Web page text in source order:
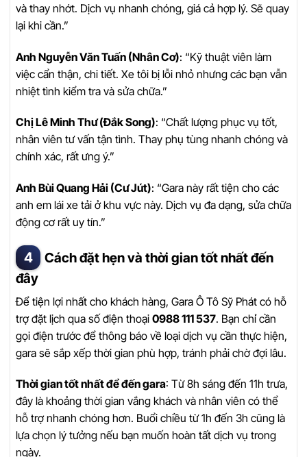
và thay nhớt. Dịch vụ nhanh chóng, giá cả hợp lý. Sẽ quay
lại khi cần.”
Anh Nguyễn Văn Tuấn (Nhân Cơ): “Kỹ thuật viên làm
việc cẩn thận, chi tiết. Xe tôi bị lỗi nhỏ nhưng các bạn vẫn
nhiệt tình kiểm tra và sửa chữa.”
Chị Lê Minh Thư (Đắk Song): “Chất lượng phục vụ tốt,
nhân viên tư vấn tận tình. Thay phụ tùng nhanh chóng và
chính xác, rất ưng ý.”
Anh Bùi Quang Hải (Cư Jút): “Gara này rất tiện cho các
anh em lái xe tải ở khu vực này. Dịch vụ đa dạng, sửa chữa
động cơ rất uy tín.”
Cách đặt hẹn và thời gian tốt nhất đến
đây
Để tiện lợi nhất cho khách hàng, Gara Ô Tô Sỹ Phát có hỗ
trợ đặt lịch qua số điện thoại 0988 111 537. Bạn chỉ cần
gọi điện trước để thông báo về loại dịch vụ cần thực hiện,
gara sẽ sắp xếp thời gian phù hợp, tránh phải chờ đợi lâu.
Thời gian tốt nhất để đến gara: Từ 8h sáng đến 11h trưa,
đây là khoảng thời gian vắng khách và nhân viên có thể
hỗ trợ nhanh chóng hơn. Buổi chiều từ 1h đến 3h cũng là
lựa chọn lý tưởng nếu bạn muốn hoàn tất dịch vụ trong
ngày.